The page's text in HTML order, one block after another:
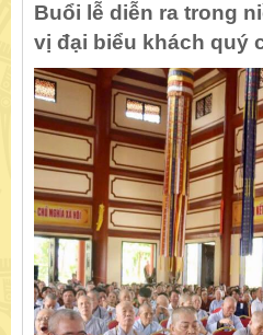
Buổi lễ diễn ra trong
vị đại biểu khách quý